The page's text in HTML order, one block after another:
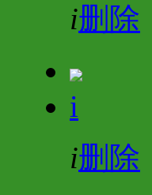
i删除
i
i删除